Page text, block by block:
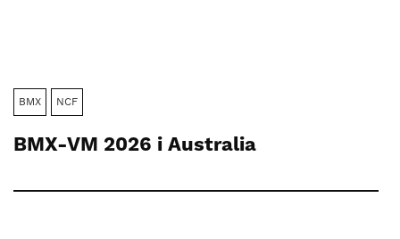
BMX NCF
BMX-VM 2026 i Australia